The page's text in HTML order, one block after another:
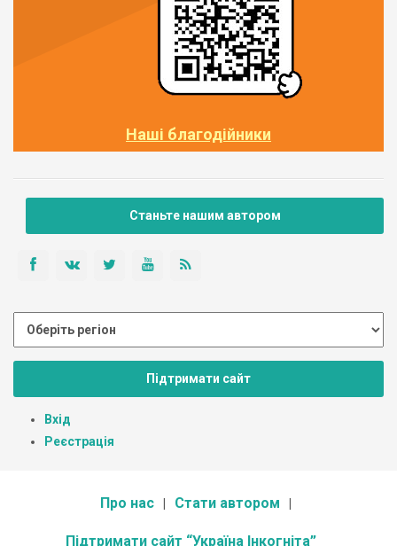
Наші благодійники
Станьте нашим автором
Підтримати сайт
Вхід
Реєстрація
Про нас Стати автором
Підтримати сайт “Україна Інкогніта”